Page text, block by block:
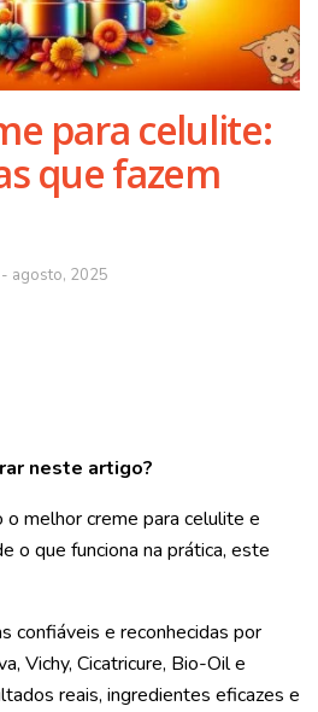
para celulite:
que fazem
agosto, 2025
neste artigo?
melhor creme para celulite e
o que funciona na prática, este
confiáveis e reconhecidas por
Vichy, Cicatricure, Bio-Oil e
reais, ingredientes eficazes e